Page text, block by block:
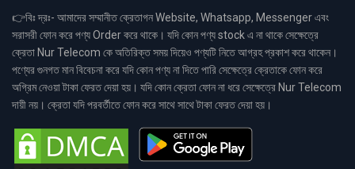
👉বিঃ দ্রঃ- আমাদের সম্মানীত ক্রেতাগন Website, Whatsapp, Messenger এবং
সরাসরী ফোন করে পণ্য Order করে থাকে। যদি কোন পণ্য stock এ না থাকে সেক্ষেত্রে
ক্রেতা Nur Telecom কে অতিরিক্ত সময় দিয়েও পণ্যটি নিতে আগ্রহ প্রকাশ করে থাকেন।
পণ্যের গুনগত মান বিবেচনা করে যদি কোন পণ্য না দিতে পারি সেক্ষেত্রে ক্রেতাকে ফোন করে
অগ্রিম নেওয়া টাকা ফেরত দেয়া হয়। যদি কোন ক্রেতা ফোন না ধরে সেক্ষেত্রে Nur Telecom
দায়ী নয়। ক্রেতা যদি পরবর্তীতে ফোন করে সাথে সাথে টাকা ফেরত দেয়া হয়।